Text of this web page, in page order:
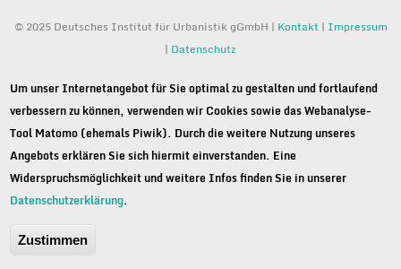
© 2025 Deutsches Institut für Urbanistik gGmbH | Kontakt | Impressum
| Datenschutz
Um unser Internetangebot für Sie optimal zu gestalten und fortlaufend
verbessern zu können, verwenden wir Cookies sowie das Webanalyse-
Tool Matomo (ehemals Piwik). Durch die weitere Nutzung unseres
Angebots erklären Sie sich hiermit einverstanden. Eine
Widerspruchsmöglichkeit und weitere Infos finden Sie in unserer
Datenschutzerklärung.
Zustimmen